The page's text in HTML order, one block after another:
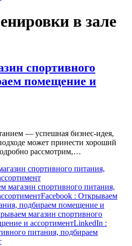
в зале
спортивного
помещение и
— успешная бизнес-идея,
может принести хороший
рассмотрим,…
спортивного питания,
магазин спортивного питания,
Facebook : Открываем
подбираем помещение и
магазин спортивного
и ассортиментLinkedIn :
питания, подбираем